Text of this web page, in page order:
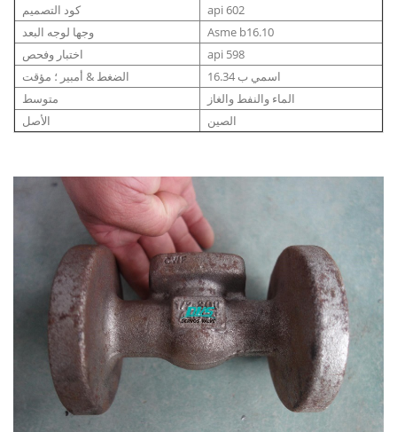
كود التصميم
api 602
وجها لوجه البعد
Asme b16.10
اختبار وفحص
api 598
الضغط & أمبير ؛ مؤقت
اسمي ب 16.34
متوسط
الماء والنفط والغاز
الأصل
الصين